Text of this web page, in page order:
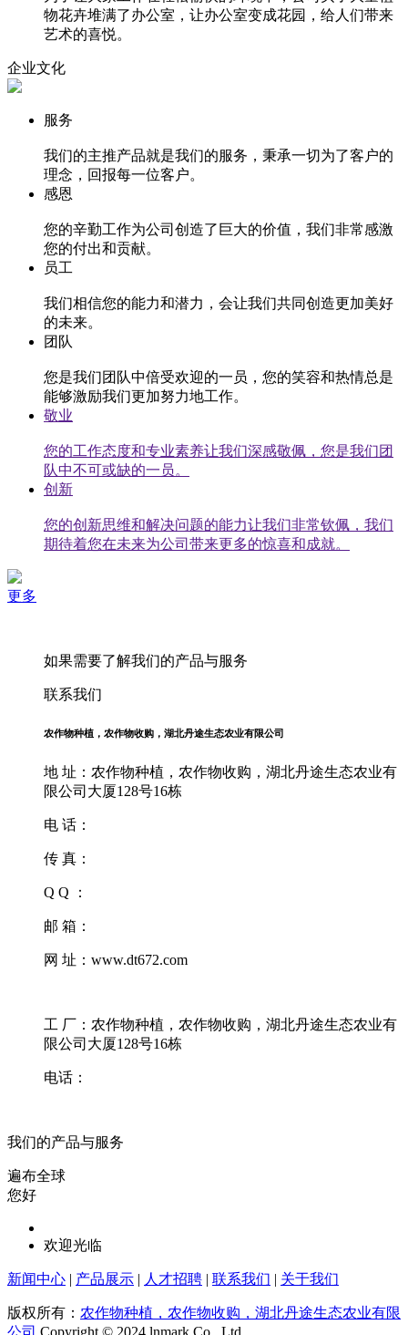
物花卉堆满了办公室，让办公室变成花园，给人们带来
艺术的喜悦。
企业文化
服务
我们的主推产品就是我们的服务，秉承一切为了客户的
理念，回报每一位客户。
感恩
您的辛勤工作为公司创造了巨大的价值，我们非常感激
您的付出和贡献。
员工
我们相信您的能力和潜力，会让我们共同创造更加美好
的未来。
团队
您是我们团队中倍受欢迎的一员，您的笑容和热情总是
能够激励我们更加努力地工作。
敬业
您的工作态度和专业素养让我们深感敬佩，您是我们团
队中不可或缺的一员。
创新
您的创新思维和解决问题的能力让我们非常钦佩，我们
期待着您在未来为公司带来更多的惊喜和成就。
更多
如果需要了解我们的产品与服务
联系我们
农作物种植，农作物收购，湖北丹途生态农业有限公司
地 址：农作物种植，农作物收购，湖北丹途生态农业有
限公司大厦128号16栋
电 话：
传 真：
Q Q ：
邮 箱：
网 址：www.dt672.com
工 厂：农作物种植，农作物收购，湖北丹途生态农业有
限公司大厦128号16栋
电话：
我们的产品与服务
遍布全球
您好
欢迎光临
新闻中心 | 产品展示 | 人才招聘 | 联系我们 | 关于我们
版权所有： 农作物种植，农作物收购，湖北丹途生态农业有限
公司 Copyright © 2024 lnmark Co., Ltd.